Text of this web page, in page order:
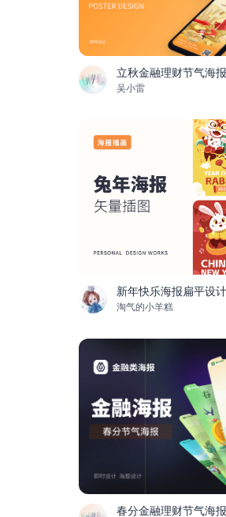
立秋金融理财节气海报
吴小雷
新年快乐海报扁平设计
淘气的小羊糕
春分金融理财节气海报